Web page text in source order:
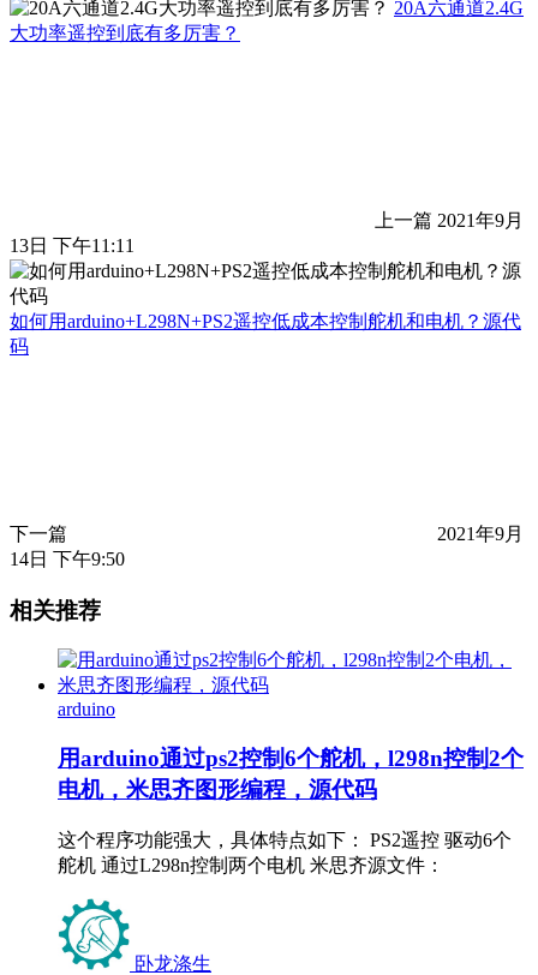
20A六通道2.4G
大功率遥控到底有多厉害？
上一篇 2021年9月
13日 下午11:11
如何用arduino+L298N+PS2遥控低成本控制舵机和电机？源代
码
下一篇
2021年9月
14日 下午9:50
相关推荐
arduino
用arduino通过ps2控制6个舵机，l298n控制2个
电机，米思齐图形编程，源代码
这个程序功能强大，具体特点如下： PS2遥控 驱动6个
舵机 通过L298n控制两个电机 米思齐源文件：
卧龙涤生